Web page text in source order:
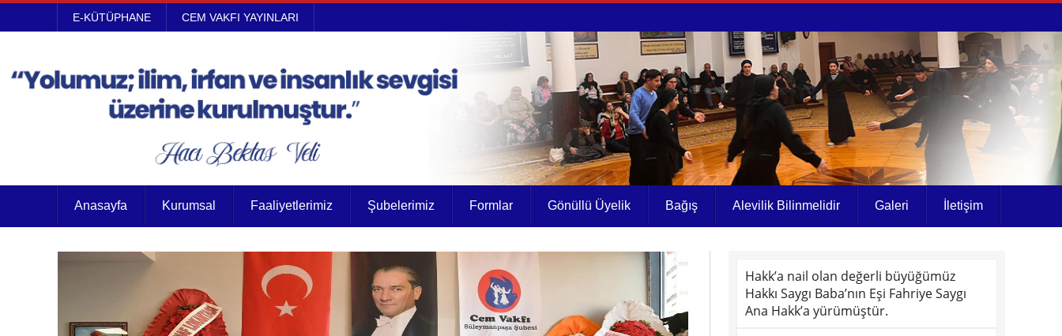
E-KÜTÜPHANE CEM VAKFI YAYINLARI
Anasayfa Kurumsal Faaliyetlerimiz Şubelerimiz Formlar Gönüllü Üyelik Bağış Alevilik Bilinmelidir Galeri İletişim
Hakk’a nail olan değerli büyüğümüz
Hakkı Saygı Baba’nın Eşi Fahriye Saygı
Ana Hakk’a yürümüştür.